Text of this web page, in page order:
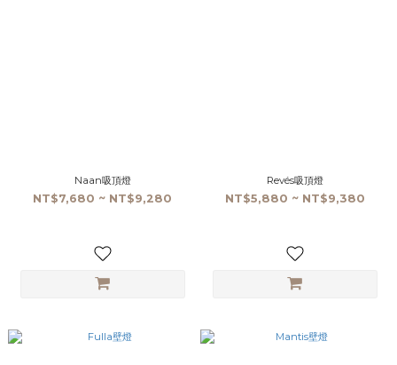
Naan吸頂燈
NT$7,680 ~ NT$9,280
Revés吸頂燈
NT$5,880 ~ NT$9,380